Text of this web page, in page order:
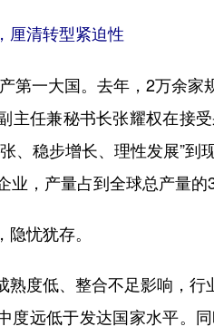
厘清转型紧迫性
一大国。去年，2万余家
主任兼秘书长张耀权在接
、稳步增长、理性发展”
业，产量占到全球总产量的
忧犹存。
度低、整合不足影响，行
度远低于发达国家水平。